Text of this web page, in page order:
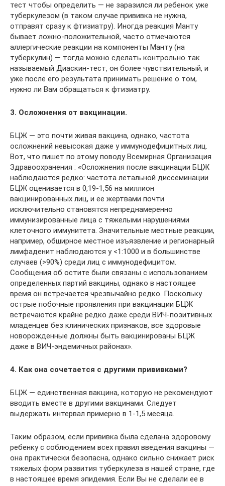
тест чтобы определить — не заразился ли ребенок уже
туберкулезом (в таком случае прививка не нужна,
отправят сразу к фтизиатру). Иногда реакция Манту
бывает ложно-положительной, часто отмечаются
аллергические реакции на компоненты Манту (на
туберкулин) — тогда можно сделать контрольно так
называемый Диаскин-тест, он более чувствительный, и
уже после его результата принимать решение о том,
нужно ли Вам обращаться к фтизиатру.
3. Осложнения от вакцинации.
БЦЖ — это почти живая вакцина, однако, частота
осложнений невысокая даже у иммунодефицитных лиц.
Вот, что пишет по этому поводу Всемирная Организация
Здравоохранения : «Осложнения после вакцинации БЦЖ
наблюдаются редко: частота летальной диссеминации
БЦЖ оценивается в 0,19-1,56 на миллион
вакцинированных лиц, и ее жертвами почти
исключительно становятся непреднамеренно
иммунизированные лица с тяжелыми нарушениями
клеточного иммунитета. Значительные местные реакции,
например, обширное местное изъязвление и регионарный
лимфаденит наблюдаются у <1:1000 и в большинстве
случаев (>90%) среди лиц с иммунодефицитом.
Сообщения об остите были связаны с использованием
определенных партий вакцины, однако в настоящее
время он встречается чрезвычайно редко. Поскольку
острые побочные проявления при вакцинации БЦЖ
встречаются крайне редко даже среди ВИЧ-позитивных
младенцев без клинических признаков, все здоровые
новорожденные должны быть вакцинированы БЦЖ
даже в ВИЧ-эндемичных районах».
4. Как она сочетается с другими прививками?
БЦЖ — единственная вакцина, которую не рекомендуют
вводить вместе в другими вакцинами. Следует
выдержать интервал примерно в 1-1,5 месяца.
Таким образом, если прививка была сделана здоровому
ребенку с соблюдением всех правил введения вакцины —
она практически безопасна, однако сильно снижает риск
тяжелых форм развития туберкулеза в нашей стране, где
в настоящее время эпидемия. Если Вы не сделали ее в